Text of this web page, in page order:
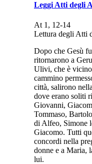
Leggi Atti degli
At 1, 12-14
Lettura degli Atti
Dopo che Gesù
ritornarono a
Ulivi, che è
cammino
città, salirono
dove erano soliti
Giovanni,
Tommaso,
di Alfeo, Simone
Giacomo. Tutti
concordi nella
donne e a Maria,
lui.